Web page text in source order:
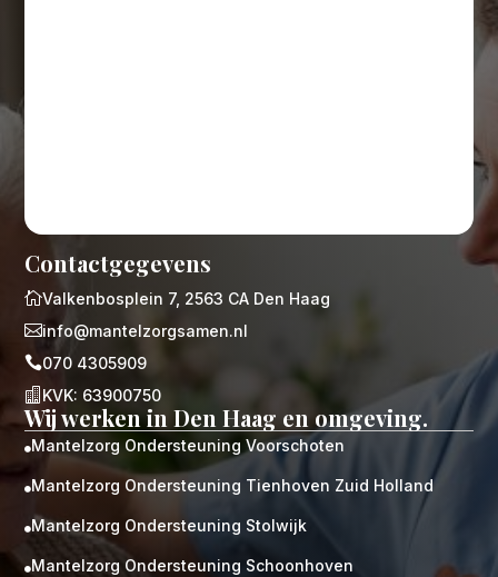
Contactgegevens
Valkenbosplein 7, 2563 CA Den Haag
info@mantelzorgsamen.nl
070 4305909
 KVK: 63900750
Wij werken in Den Haag en omgeving.
Mantelzorg Ondersteuning Voorschoten
Mantelzorg Ondersteuning Tienhoven Zuid Holland
Mantelzorg Ondersteuning Stolwijk
Mantelzorg Ondersteuning Schoonhoven